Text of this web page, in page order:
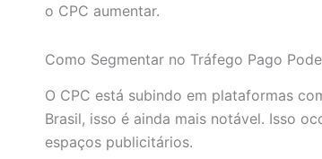
o CPC aumentar.
Como Segmentar no Tráfego Pago
O CPC está subindo em plataformas
Brasil, isso é ainda mais notável. Isso
espaços publicitários.